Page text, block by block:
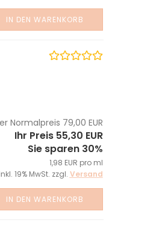
IN DEN WARENKORB
Normalpreis 79,00 EUR
Ihr Preis 55,30 EUR
Sie sparen 30%
1,98 EUR pro ml
inkl. 19% MwSt. zzgl. Versand
IN DEN WARENKORB